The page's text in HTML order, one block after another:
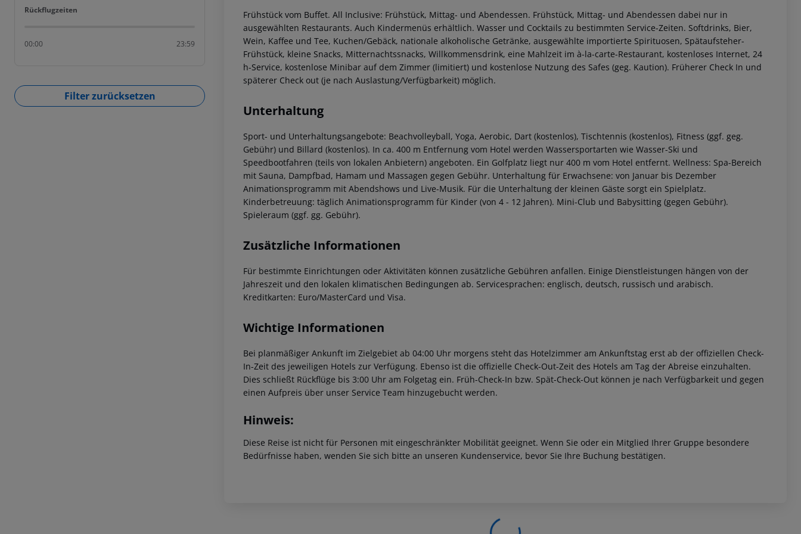
Rückflugzeiten
Rückflugzeiten
00:00 23:59
Filter zurücksetzen
Frühstück vom Buffet. All Inclusive: Frühstück, Mittag- und Abendessen. Frühstück, Mittag- und Abendessen dabei nur in
ausgewählten Restaurants. Auch Kindermenüs erhältlich. Wasser und Cocktails zu bestimmten Service-Zeiten. Softdrinks, Bier,
Wein, Kaffee und Tee, Kuchen/Gebäck, nationale alkoholische Getränke, ausgewählte importierte Spirituosen, Spätaufsteher-
Frühstück, kleine Snacks, Mitternachtssnacks, Willkommensdrink, eine Mahlzeit im à-la-carte-Restaurant, kostenloses Internet, 24
h-Service, kostenlose Minibar auf dem Zimmer (limitiert) und kostenlose Nutzung des Safes (geg. Kaution). Früherer Check In und
späterer Check out (je nach Auslastung/Verfügbarkeit) möglich.
Unterhaltung
Sport- und Unterhaltungsangebote: Beachvolleyball, Yoga, Aerobic, Dart (kostenlos), Tischtennis (kostenlos), Fitness (ggf. geg.
Gebühr) und Billard (kostenlos). In ca. 400 m Entfernung vom Hotel werden Wassersportarten wie Wasser-Ski und
Speedbootfahren (teils von lokalen Anbietern) angeboten. Ein Golfplatz liegt nur 400 m vom Hotel entfernt. Wellness: Spa-Bereich
mit Sauna, Dampfbad, Hamam und Massagen gegen Gebühr. Unterhaltung für Erwachsene: von Januar bis Dezember
Animationsprogramm mit Abendshows und Live-Musik. Für die Unterhaltung der kleinen Gäste sorgt ein Spielplatz.
Kinderbetreuung: täglich Animationsprogramm für Kinder (von 4 - 12 Jahren). Mini-Club und Babysitting (gegen Gebühr).
Spieleraum (ggf. gg. Gebühr).
Zusätzliche Informationen
Für bestimmte Einrichtungen oder Aktivitäten können zusätzliche Gebühren anfallen. Einige Dienstleistungen hängen von der
Jahreszeit und den lokalen klimatischen Bedingungen ab. Servicesprachen: englisch, deutsch, russisch und arabisch.
Kreditkarten: Euro/MasterCard und Visa.
Wichtige Informationen
Bei planmäßiger Ankunft im Zielgebiet ab 04:00 Uhr morgens steht das Hotelzimmer am Ankunftstag erst ab der offiziellen Check-
In-Zeit des jeweiligen Hotels zur Verfügung. Ebenso ist die offizielle Check-Out-Zeit des Hotels am Tag der Abreise einzuhalten.
Dies schließt Rückflüge bis 3:00 Uhr am Folgetag ein. Früh-Check-In bzw. Spät-Check-Out können je nach Verfügbarkeit und gegen
einen Aufpreis über unser Service Team hinzugebucht werden.
Hinweis:
Diese Reise ist nicht für Personen mit eingeschränkter Mobilität geeignet. Wenn Sie oder ein Mitglied Ihrer Gruppe besondere
Bedürfnisse haben, wenden Sie sich bitte an unseren Kundenservice, bevor Sie Ihre Buchung bestätigen.